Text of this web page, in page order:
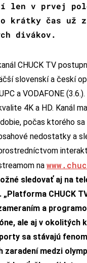
len v prvej
krátky čas už
divákov.
CHUCK TV
slovenskí a českí
a VODAFONE
4K a HD. Kanál
počas ktorého
nedostatky a
na
sledovať aj na
„Platforma CHUCK
a
ale aj v okolitých
sa stávajú
zaradení medzi